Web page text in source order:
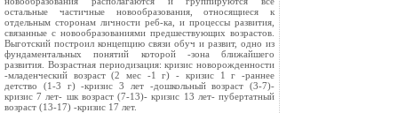
остальные частичные новооб­разования, относящиеся к
отдельным сторонам личности реб-ка, и процессы развития,
связанные с новообразованиями предшествую­щих возрастов.
Выготский построил концепцию связи обуч и развит, одно из
фундамен­тальных понятий которой -зона ближайшего
развития. Возрастная периодизация: кризис новорожденности
-младенческий возраст (2 мес -1 г) - кризис 1 г -раннее
детство (1-3 г) -кризис 3 лет -дошкольный возраст (3-7)-
кризис 7 лет- шк возраст (7-13)- кризис 13 лет- пубертатный
возраст (13-17) -кри­зис 17 лет.